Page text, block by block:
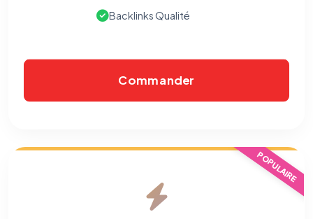
Backlinks Qualité
Commander
POPULAIRE